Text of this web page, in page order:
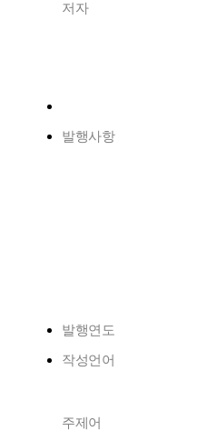
저자
발행사항
발행연도
작성언어
주제어